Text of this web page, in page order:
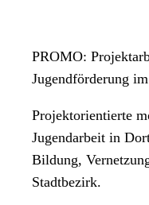
PROMO:
Jugendförderung
Projektorientierte
Jugendarbeit in
Bildung,
Stadtbezirk.